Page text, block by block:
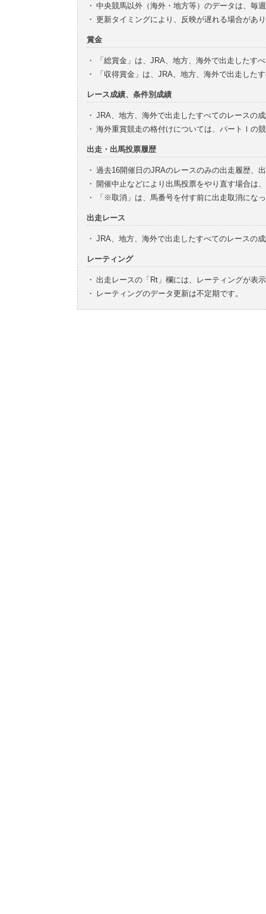
・ 中央競馬以外（海外・地方等）のデータは、毎
・ 更新タイミングにより、反映が遅れる場合があ
賞金
・
「総賞金」は、JRA、地方、海外で出走したす
・
「収得賞金」は、JRA、地方、海外で出走した
レース成績、条件別成績
・ JRA、地方、海外で出走したすべてのレースの
・ 海外重賞競走の格付けについては、パートⅠの
出走・出馬投票履歴
・ 過去16開催日のJRAのレースのみの出走履歴、
・ 開催中止などにより出馬投票をやり直す場合は
・
「※取消」は、馬番号を付す前に出走取消にな
出走レース
・ JRA、地方、海外で出走したすべてのレースの
レーティング
・ 出走レースの「Rt」欄には、レーティングが表
・
レーティングのデータ更新は不定期です。